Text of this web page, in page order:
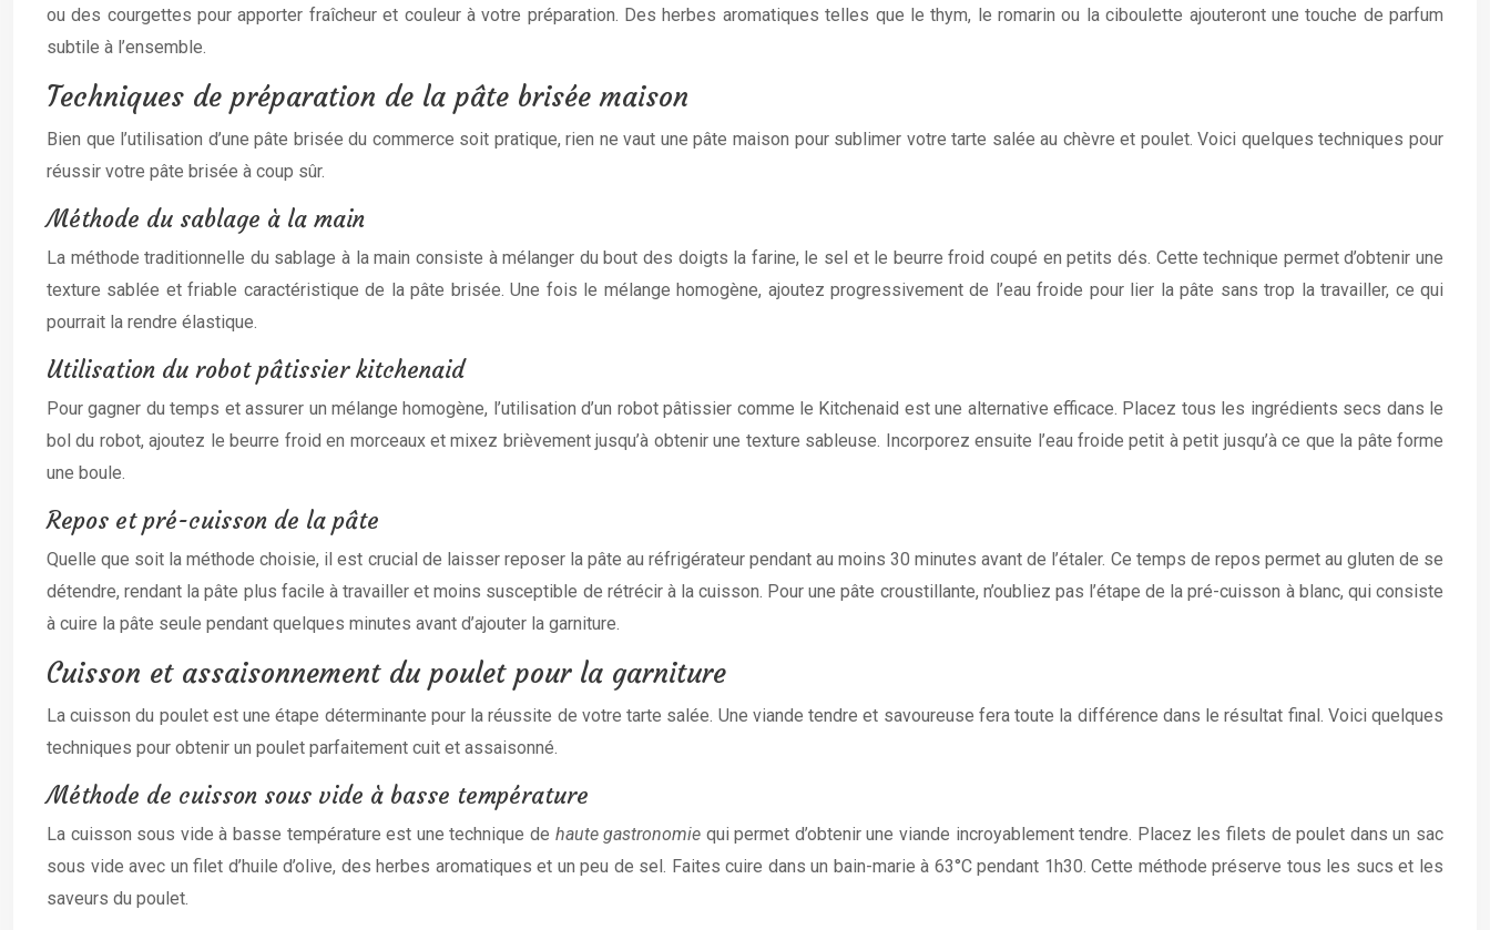
ou des courgettes pour apporter fraîcheur et couleur à votre préparation. Des herbes aromatiques telles que le thym, le romarin ou la ciboulette ajouteront une touche de parfum
subtile à l’ensemble.
Techniques de préparation de la pâte brisée maison
Bien que l’utilisation d’une pâte brisée du commerce soit pratique, rien ne vaut une pâte maison pour sublimer votre tarte salée au chèvre et poulet. Voici quelques techniques pour
réussir votre pâte brisée à coup sûr.
Méthode du sablage à la main
La méthode traditionnelle du sablage à la main consiste à mélanger du bout des doigts la farine, le sel et le beurre froid coupé en petits dés. Cette technique permet d’obtenir une
texture sablée et friable caractéristique de la pâte brisée. Une fois le mélange homogène, ajoutez progressivement de l’eau froide pour lier la pâte sans trop la travailler, ce qui
pourrait la rendre élastique.
Utilisation du robot pâtissier kitchenaid
Pour gagner du temps et assurer un mélange homogène, l’utilisation d’un robot pâtissier comme le Kitchenaid est une alternative efficace. Placez tous les ingrédients secs dans le
bol du robot, ajoutez le beurre froid en morceaux et mixez brièvement jusqu’à obtenir une texture sableuse. Incorporez ensuite l’eau froide petit à petit jusqu’à ce que la pâte forme
une boule.
Repos et pré-cuisson de la pâte
Quelle que soit la méthode choisie, il est crucial de laisser reposer la pâte au réfrigérateur pendant au moins 30 minutes avant de l’étaler. Ce temps de repos permet au gluten de se
détendre, rendant la pâte plus facile à travailler et moins susceptible de rétrécir à la cuisson. Pour une pâte croustillante, n’oubliez pas l’étape de la pré-cuisson à blanc, qui consiste
à cuire la pâte seule pendant quelques minutes avant d’ajouter la garniture.
Cuisson et assaisonnement du poulet pour la garniture
La cuisson du poulet est une étape déterminante pour la réussite de votre tarte salée. Une viande tendre et savoureuse fera toute la différence dans le résultat final. Voici quelques
techniques pour obtenir un poulet parfaitement cuit et assaisonné.
Méthode de cuisson sous vide à basse température
La cuisson sous vide à basse température est une technique de haute gastronomie qui permet d’obtenir une viande incroyablement tendre. Placez les filets de poulet dans un sac
sous vide avec un filet d’huile d’olive, des herbes aromatiques et un peu de sel. Faites cuire dans un bain-marie à 63°C pendant 1h30. Cette méthode préserve tous les sucs et les
saveurs du poulet.